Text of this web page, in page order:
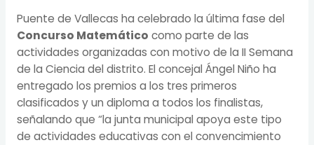
Puente de Vallecas ha celebrado la última fase del
Concurso Matemático como parte de las
actividades organizadas con motivo de la II Semana
de la Ciencia del distrito. El concejal Ángel Niño ha
entregado los premios a los tres primeros
clasificados y un diploma a todos los finalistas,
señalando que “la junta municipal apoya este tipo
de actividades educativas con el convencimiento